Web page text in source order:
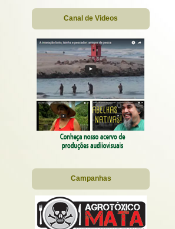
Canal de Videos
Campanhas